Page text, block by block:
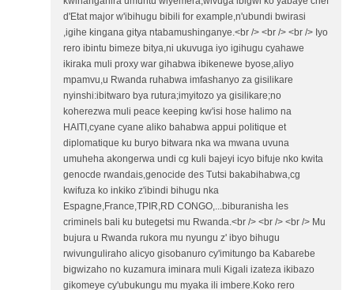
d'Etat major w'ibihugu bibili for example,n'ubundi bwirasi
,igihe kingana gitya ntabamushinganye.<br /> <br /> <br /> Iyo
rero ibintu bimeze bitya,ni ukuvuga iyo igihugu cyahawe
ikiraka muli proxy war gihabwa ibikenewe byose,aliyo
mpamvu,u Rwanda ruhabwa imfashanyo za gisilikare
nyinshi:ibitwaro bya rutura;imyitozo ya gisilikare;no
koherezwa muli peace keeping kw'isi hose halimo na
HAITI,cyane cyane aliko bahabwa appui politique et
diplomatique ku buryo bitwara nka wa mwana uvuna
umuheha akongerwa undi cg kuli bajeyi icyo bifuje nko kwita
genocde rwandais,genocide des Tutsi bakabihabwa,cg
kwifuza ko inkiko z'ibindi bihugu nka
Espagne,France,TPIR,RD CONGO,...biburanisha les
criminels bali ku butegetsi mu Rwanda.<br /> <br /> <br /> Mu
bujura u Rwanda rukora mu nyungu z' ibyo bihugu
rwivunguliraho alicyo gisobanuro cy'imitungo ba Kabarebe
bigwizaho no kuzamura iminara muli Kigali izateza ikibazo
gikomeye cy'ubukungu mu myaka ili imbere.Koko rero